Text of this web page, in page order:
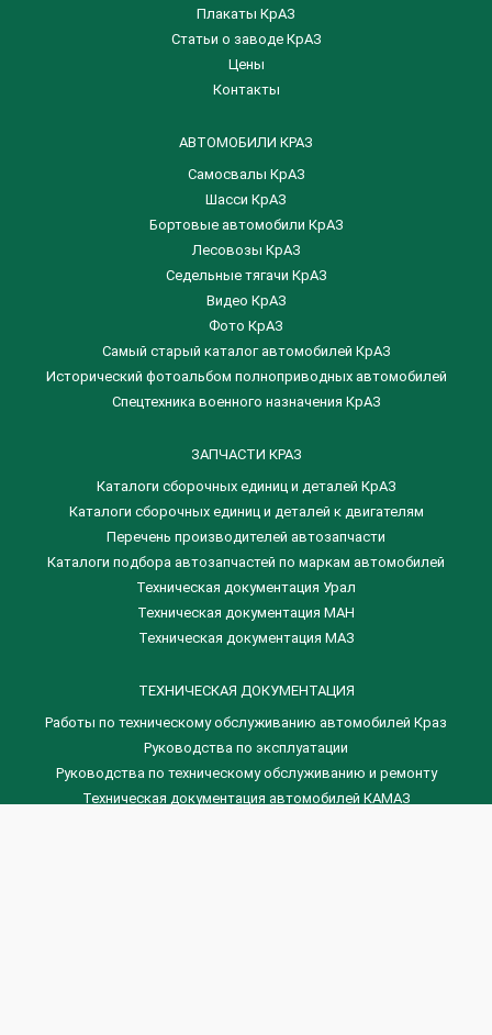
Плакаты КрАЗ
Статьи о заводе КрАЗ
Цены
Контакты
АВТОМОБИЛИ КРАЗ
Самосвалы КрАЗ
Шасси КрАЗ
Бортовые автомобили КрАЗ
Лесовозы КрАЗ
Седельные тягачи КрАЗ
Видео КрАЗ
Фото КрАЗ
Самый старый каталог автомобилей КрАЗ
Исторический фотоальбом полноприводных автомобилей
Спецтехника военного назначения КрАЗ
ЗАПЧАСТИ КРАЗ
Каталоги сборочных единиц и деталей КрАЗ
​Каталоги сборочных единиц и деталей к двигателям
Перечень производителей автозапчасти
Каталоги подбора автозапчастей по маркам автомобилей
Техническая документация Урал
Техническая документация МАН
Техническая документация МАЗ
ТЕХНИЧЕСКАЯ ДОКУМЕНТАЦИЯ
Работы по техническому обслуживанию автомобилей Краз
Руководства по эксплуатации
Руководства по техническому обслуживанию и ремонту
Техническая документация автомобилей КАМАЗ